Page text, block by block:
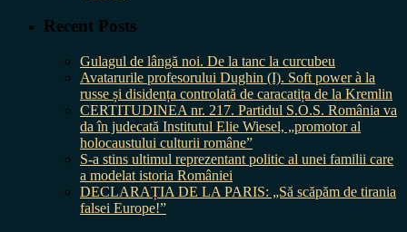
Recent Posts
Gulagul de lângă noi. De la tanc la curcubeu
Avatarurile profesorului Dughin (I). Soft power à la
russe și disidența controlată de caracatița de la Kremlin
CERTITUDINEA nr. 217. Partidul S.O.S. România va
da în judecată Institutul Elie Wiesel, „promotor al
holocaustului culturii române”
S-a stins ultimul reprezentant politic al unei familii care
a modelat istoria României
DECLARAȚIA DE LA PARIS: „Să scăpăm de tirania
falsei Europe!”